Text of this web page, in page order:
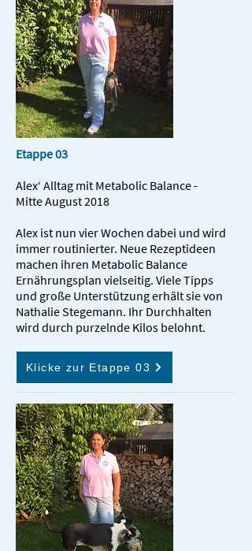
Etappe 03
Alex‘ Alltag mit Metabolic Balance -
Mitte August 2018
Alex ist nun vier Wochen dabei und wird
immer routinierter. Neue Rezeptideen
machen ihren Metabolic Balance
Ernährungsplan vielseitig. Viele Tipps
und große Unterstützung erhält sie von
Nathalie Stegemann. Ihr Durchhalten
wird durch purzelnde Kilos belohnt.
Klicke zur Etappe 03